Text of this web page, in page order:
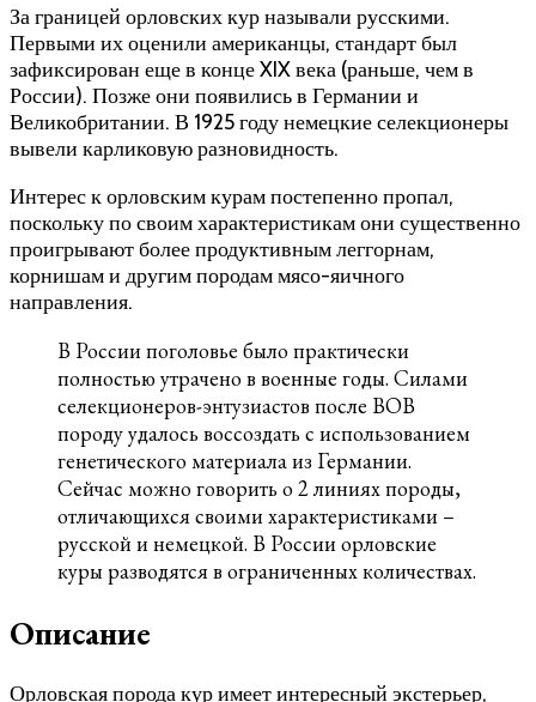
За границей орловских кур называли русскими.
Первыми их оценили американцы, стандарт был
зафиксирован еще в конце XIX века (раньше, чем в
России). Позже они появились в Германии и
Великобритании. В 1925 году немецкие селекционеры
вывели карликовую разновидность.
Интерес к орловским курам постепенно пропал,
поскольку по своим характеристикам они существенно
проигрывают более продуктивным леггорнам,
корнишам и другим породам мясо-яичного
направления.
В России поголовье было практически
полностью утрачено в военные годы. Силами
селекционеров-энтузиастов после ВОВ
породу удалось воссоздать с использованием
генетического материала из Германии.
Сейчас можно говорить о 2 линиях породы,
отличающихся своими характеристиками –
русской и немецкой. В России орловские
куры разводятся в ограниченных количествах.
Описание
Орловская порода кур имеет интересный экстерьер,